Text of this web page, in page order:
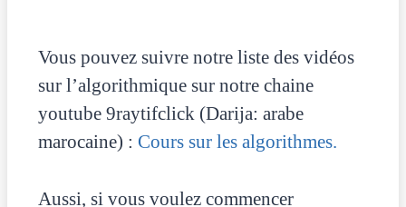
Vous pouvez suivre notre liste des vidéos
sur l’algorithmique sur notre chaine
youtube 9raytifclick (Darija: arabe
marocaine) : Cours sur les algorithmes.
Aussi, si vous voulez commencer